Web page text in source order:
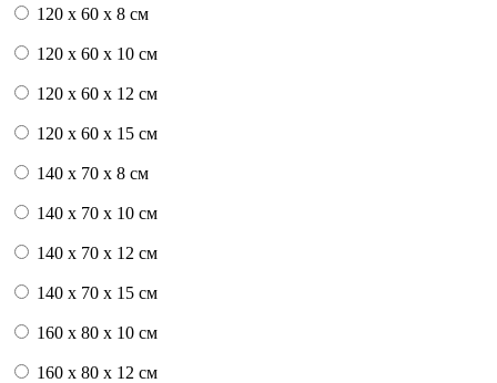
120 x 60 x 8 см
120 x 60 x 10 см
120 x 60 x 12 см
120 x 60 x 15 см
140 x 70 x 8 см
140 x 70 x 10 см
140 x 70 x 12 см
140 x 70 x 15 см
160 x 80 x 10 см
160 x 80 x 12 см